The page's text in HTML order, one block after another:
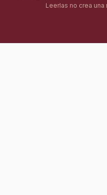
Leerlas no crea